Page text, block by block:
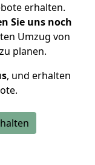
erhalten.
Sie uns noch
Umzug von
planen.
, und erhalten